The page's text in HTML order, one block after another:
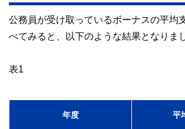
公務員が受け取っているボーナスの平均
べてみると、以下のような結果となりま
表1
年度 平